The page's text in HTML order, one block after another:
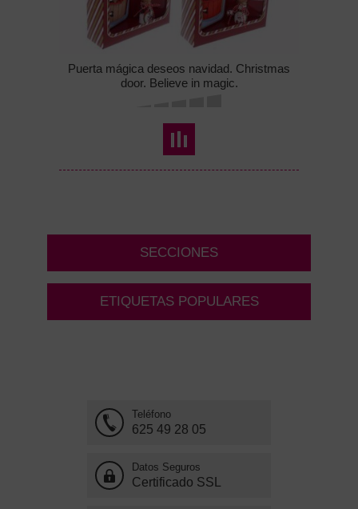
Puerta mágica deseos navidad. Christmas
door. Believe in magic.
SECCIONES
ETIQUETAS POPULARES
Teléfono
625 49 28 05
Datos Seguros
Certificado SSL